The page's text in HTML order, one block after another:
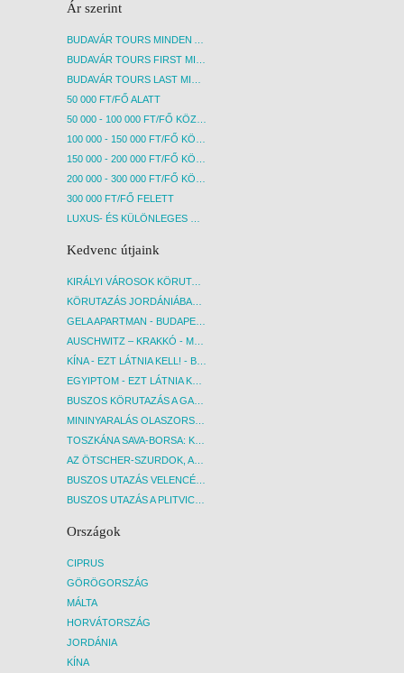
Ár szerint
BUDAVÁR TOURS MINDEN AKCIÓS ÚT
BUDAVÁR TOURS FIRST MINUTE AKCIÓS UTAK
BUDAVÁR TOURS LAST MINUTE AKCIÓS UTAK
50 000 FT/FŐ ALATT
50 000 - 100 000 FT/FŐ KÖZÖTT
100 000 - 150 000 FT/FŐ KÖZÖTT
150 000 - 200 000 FT/FŐ KÖZÖTT
200 000 - 300 000 FT/FŐ KÖZÖTT
300 000 FT/FŐ FELETT
LUXUS- ÉS KÜLÖNLEGES UTAK
Kedvenc útjaink
KIRÁLYI VÁROSOK KÖRUTAZÁS KÖZVETLEN REPÜLŐJÁRATTAL - BUDAPEST, REPÜLŐ
KÖRUTAZÁS JORDÁNIÁBAN, HOLT-TENGERI PIHENÉSSEL - BUDAPEST, REPÜLŐ
GELA APARTMAN - BUDAPEST, REPÜLŐ
AUSCHWITZ – KRAKKÓ - MEGRÁZÓ IDŐUTAZÁS! - BUDAPEST, BUSZ
KÍNA - EZT LÁTNIA KELL! - BUDAPEST, REPÜLŐ
EGYIPTOM - EZT LÁTNIA KELL! - BUDAPEST, REPÜLŐ
BUSZOS KÖRUTAZÁS A GARDA-TÓ KÖRNYÉKÉN - BUDAPEST, BUSZ
MININYARALÁS OLASZORSZÁGBAN: ÉSZAK-OLASZ GYÖNGYSZEMEK NYOMÁBAN - BUDAPEST, BUSZ
TOSZKÁNA SAVA-BORSA: KÓSTOLÓK ÉS KULTURÁLIS UTAZÁS - BUDAPEST, BUSZ
AZ ÖTSCHER-SZURDOK, AUSZTRIA GRAND CANYONJA - BUDAPEST, BUSZ
BUSZOS UTAZÁS VELENCÉBE - BUDAPEST, BUSZ
BUSZOS UTAZÁS A PLITVICEI-TAVAK NEMZETI PARKBA - BUDAPEST, BUSZ
Országok
CIPRUS
GÖRÖGORSZÁG
MÁLTA
HORVÁTORSZÁG
JORDÁNIA
KÍNA